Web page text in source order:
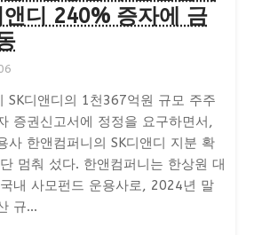
앤디 240% 증자에 금
SK디앤디의 1천367억원 규모 주주
증권신고서에 정정을 요구하면서,
사 한앤컴퍼니의 SK디앤디 지분 확
멈춰 섰다. 한앤컴퍼니는 한상원 대
내 사모펀드 운용사로, 2024년 말
규...